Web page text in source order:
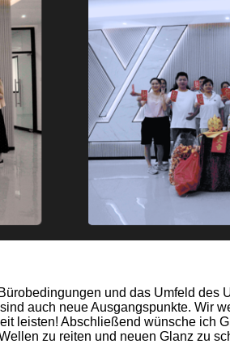
und das Umfeld
auch neue Ausgangspunkte. Wir
leisten! Abschließend wünsche ich
zu reiten und neuen Glanz zu